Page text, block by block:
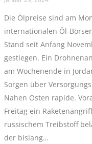
Die Ölpreise sind am
internationalen Öl-
Stand seit Anfang
gestiegen. Ein
am Wochenende in
Sorgen über
Nahen Osten rapide.
Freitag ein
russischem Treibstoff
der bislang…